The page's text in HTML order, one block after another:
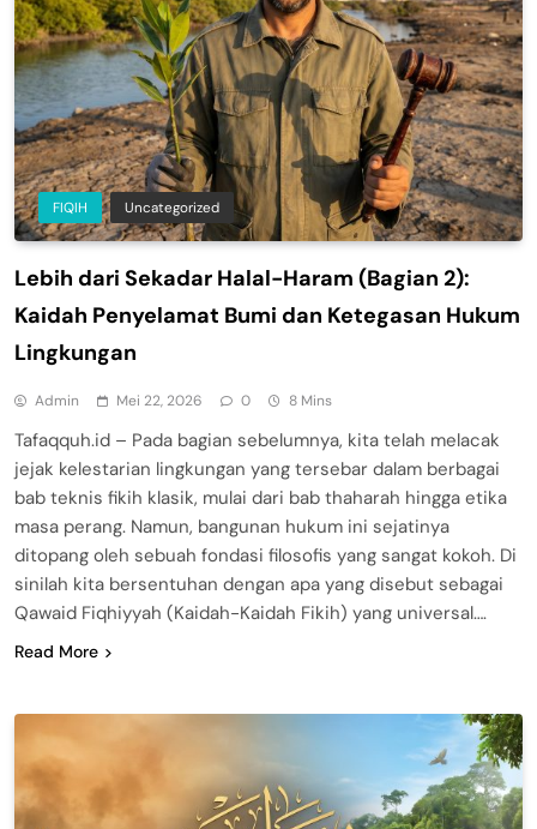
FIQIH Uncategorized
Lebih dari Sekadar Halal-Haram (Bagian 2):
Kaidah Penyelamat Bumi dan Ketegasan Hukum
Lingkungan
Admin Mei 22, 2026 0 8 Mins
Tafaqquh.id – Pada bagian sebelumnya, kita telah melacak
jejak kelestarian lingkungan yang tersebar dalam berbagai
bab teknis fikih klasik, mulai dari bab thaharah hingga etika
masa perang. Namun, bangunan hukum ini sejatinya
ditopang oleh sebuah fondasi filosofis yang sangat kokoh. Di
sinilah kita bersentuhan dengan apa yang disebut sebagai
Qawaid Fiqhiyyah (Kaidah-Kaidah Fikih) yang universal….
Read More